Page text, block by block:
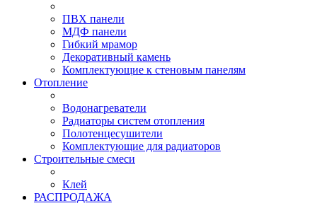
ПВХ панели
МДФ панели
Гибкий мрамор
Декоративный камень
Комплектующие к стеновым панелям
Отопление
Водонагреватели
Радиаторы систем отопления
Полотенцесушители
Комплектующие для радиаторов
Строительные смеси
Клей
РАСПРОДАЖА